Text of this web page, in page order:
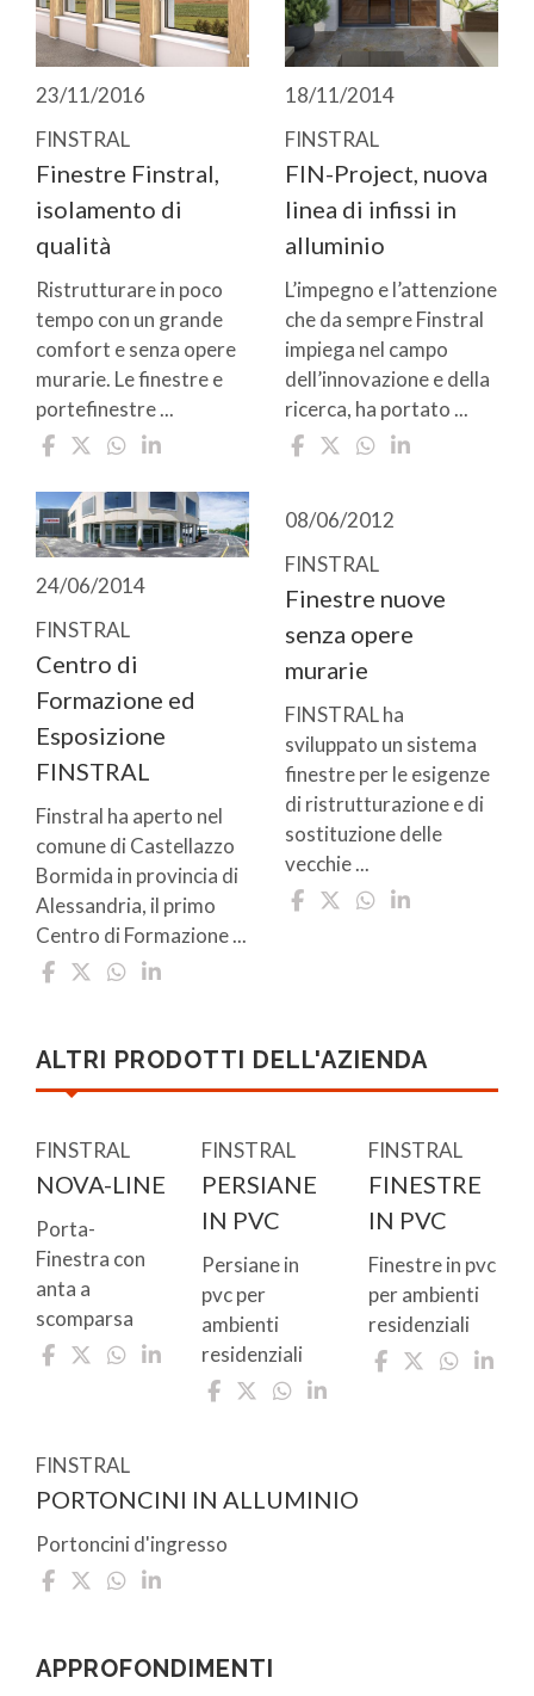
23/11/2016
FINSTRAL
Finestre Finstral,
isolamento di
qualità
Ristrutturare in poco
tempo con un grande
comfort e senza opere
murarie. Le finestre e
portefinestre ...
18/11/2014
FINSTRAL
FIN-Project, nuova
linea di infissi in
alluminio
L’impegno e l’attenzione
che da sempre Finstral
impiega nel campo
dell’innovazione e della
ricerca, ha portato ...
24/06/2014
FINSTRAL
Centro di
Formazione ed
Esposizione
FINSTRAL
Finstral ha aperto nel
comune di Castellazzo
Bormida in provincia di
Alessandria, il primo
Centro di Formazione ...
08/06/2012
FINSTRAL
Finestre nuove
senza opere
murarie
FINSTRAL ha
sviluppato un sistema
finestre per le esigenze
di ristrutturazione e di
sostituzione delle
vecchie ...
ALTRI PRODOTTI DELL'AZIENDA
FINSTRAL
NOVA-LINE
Porta-
Finestra con
anta a
scomparsa
FINSTRAL
PERSIANE
IN PVC
Persiane in
pvc per
ambienti
residenziali
FINSTRAL
FINESTRE
IN PVC
Finestre in pvc
per ambienti
residenziali
FINSTRAL
PORTONCINI IN ALLUMINIO
Portoncini d'ingresso
APPROFONDIMENTI